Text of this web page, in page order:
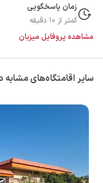
زمان پاسخگویی
کمتر از 10 دقیقه
مشاهده پروفایل میزبان
سایر اقامتگاه‌های مشابه